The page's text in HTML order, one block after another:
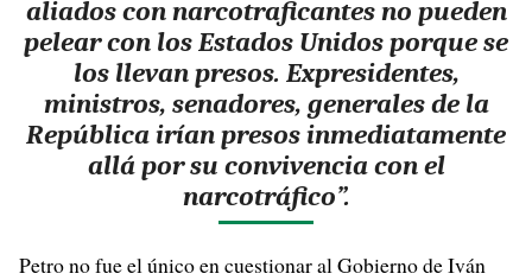
aliados con narcotraficantes no pueden
pelear con los Estados Unidos porque se
los llevan presos. Expresidentes,
ministros, senadores, generales de la
República irían presos inmediatamente
allá por su convivencia con el
narcotráfico”.
Petro no fue el único en cuestionar al Gobierno de Iván